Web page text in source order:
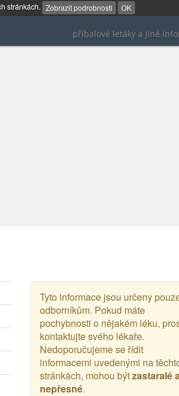
stránkách. Zobrazit podrobnosti OK
příbalové letáky a jiné
Tyto informace jsou určeny
odborníkům. Pokud máte
pochybnosti o nějakém léku,
kontaktujte svého lékaře.
Nedoporučujeme se řídit
informacemi uvedenými na
stránkách, mohou býtzastaralé
nepřesné.